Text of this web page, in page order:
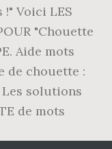
Voici LES
"Chouette
Aide mots
de chouette :
solutions
de mots